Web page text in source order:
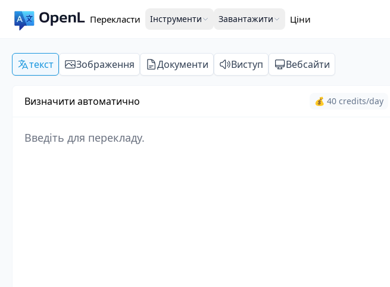
Перекласти Інструменти Завантажити Ціни
текст Зображення Документи Виступ Вебсайти
Визначити автоматично 💰 40 credits/day